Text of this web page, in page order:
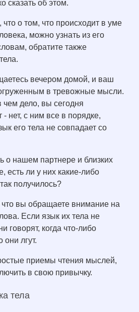
сказать об этом.
о том, что происходит в уме
можно узнать из его
обратите также
вечером домой, и ваш
в тревожные мысли.
дело, вы сегодня
- нет, с ним все в порядке,
его тела не совпадает со
о нашем партнере и близких
есть ли у них какие-либо
получилось?
вы обращаете внимание на
Если язык их тела не
говорят, когда что-либо
они лгут.
приемы чтения мыслей,
в свою привычку.
тела